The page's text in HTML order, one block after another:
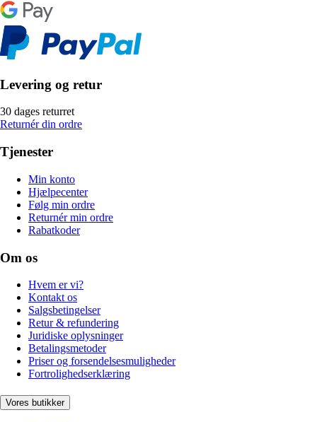
Levering og retur
30 dages returret
Returnér din ordre
Tjenester
Min konto
Hjælpecenter
Følg min ordre
Returnér min ordre
Rabatkoder
Om os
Hvem er vi?
Kontakt os
Salgsbetingelser
Retur & refundering
Juridiske oplysninger
Betalingsmetoder
Priser og forsendelsesmuligheder
Fortrolighedserklæring
Vores butikker